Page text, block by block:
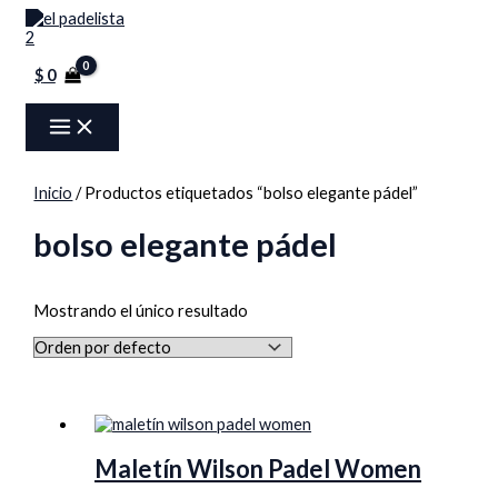
contenido
$0
MENU
Inicio / Productos etiquetados “bolso elegante pádel”
bolso elegante pádel
Mostrando el único resultado
Maletín Wilson Padel Women
Menú